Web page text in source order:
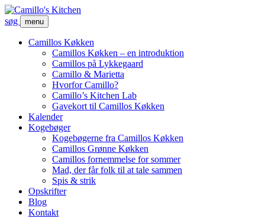
søg menu
Camillos Køkken
Camillos Køkken – en introduktion
Camillos på Lykkegaard
Camillo & Marietta
Hvorfor Camillo?
Camillo’s Kitchen Lab
Gavekort til Camillos Køkken
Kalender
Kogebøger
Kogebøgerne fra Camillos Køkken
Camillos Grønne Køkken
Camillos fornemmelse for sommer
Mad, der får folk til at tale sammen
Spis & strik
Opskrifter
Blog
Kontakt